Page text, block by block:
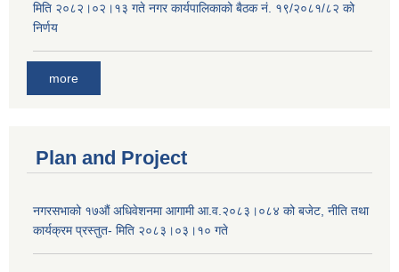
मिति २०८२।०२।१३ गते नगर कार्यपालिकाको बैठक नं. १९/२०८१/८२ को
निर्णय
more
Plan and Project
नगरसभाको १७औं अधिवेशनमा आगामी आ.व.२०८३।०८४ को बजेट, नीति तथा
कार्यक्रम प्रस्तुत- मिति २०८३।०३।१० गते